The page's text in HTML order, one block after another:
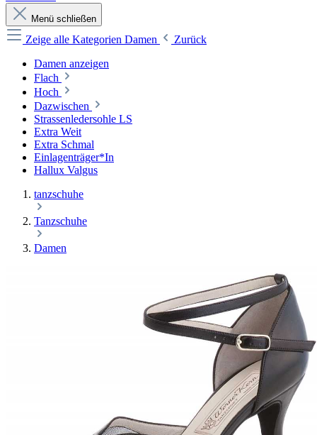
Menü schließen
Zeige alle Kategorien Damen
Zurück
Damen anzeigen
Flach
Hoch
Dazwischen
Strassenledersohle LS
Extra Weit
Extra Schmal
Einlagenträger*In
Hallux Valgus
tanzschuhe
Tanzschuhe
Damen